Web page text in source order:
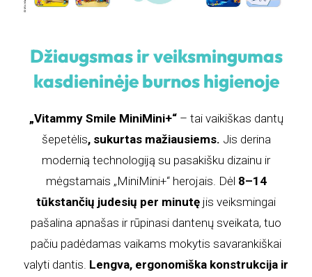
Džiaugsmas ir veiksmingumas
kasdieninėje burnos higienoje
„Vitammy Smile MiniMini+“– tai vaikiškas dantų
šepetėlis, sukurtas mažiausiems. Jis derina
modernią technologiją su pasakišku dizainu ir
mėgstamais „MiniMini+“ herojais. Dėl 8–14
tūkstančių judesių per minutę jis veiksmingai
pašalina apnašas ir rūpinasi dantenų sveikata, tuo
pačiu padėdamas vaikams mokytis savarankiškai
valyti dantis. Lengva, ergonomiška konstrukcija ir